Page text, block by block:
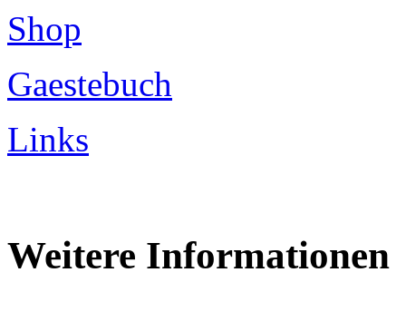
Shop
Gaestebuch
Links
Weitere Informationen